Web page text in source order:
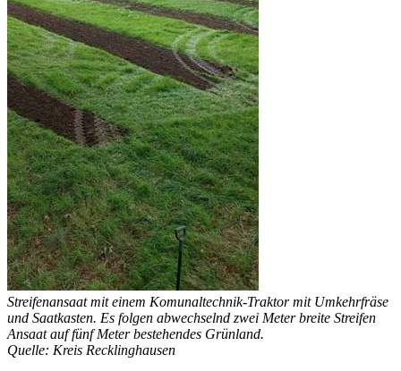
Streifenansaat mit einem Komunaltechnik-Traktor mit Umkehrfräse
und Saatkasten. Es folgen abwechselnd zwei Meter breite Streifen
Ansaat auf fünf Meter bestehendes Grünland.
Quelle: Kreis Recklinghausen